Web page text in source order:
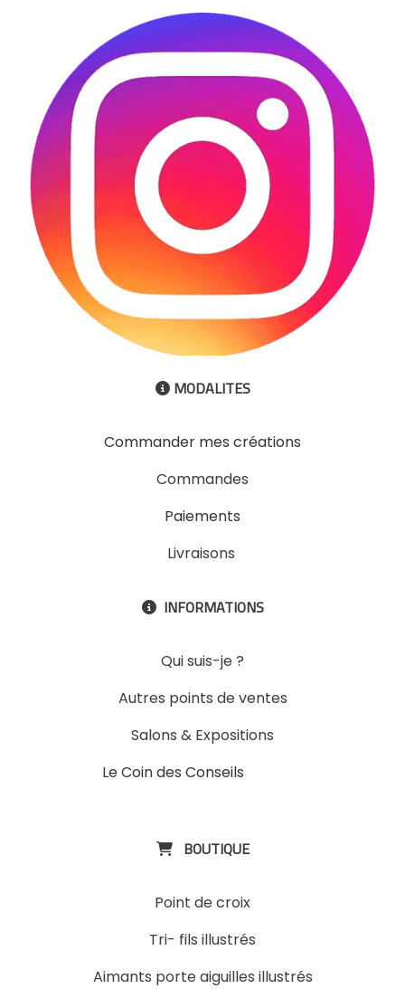
 MODALITES
Commander mes créations
Commandes
Paiements
Livraisons
 INFORMATIONS
Qui suis-je ?
Autres points de ventes
Salons & Expositions
Le Coin des Conseils
 BOUTIQUE
Point de croix
Tri- fils illustrés
Aimants porte aiguilles illustrés